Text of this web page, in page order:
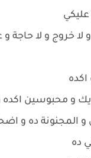
خروج و لا حاجة
و محبوسين
المجنونة ده و
ده